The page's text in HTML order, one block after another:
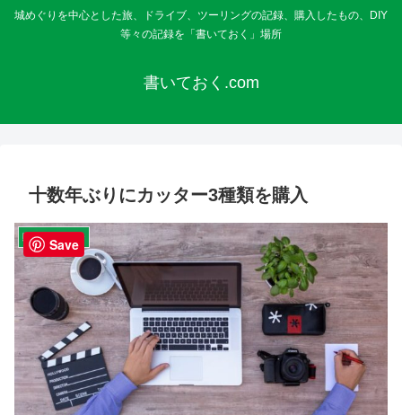
城めぐりを中心とした旅、ドライブ、ツーリングの記録、購入したもの、DIY
等々の記録を「書いておく」場所
書いておく.com
十数年ぶりにカッター3種類を購入
購入・レビュー
Save